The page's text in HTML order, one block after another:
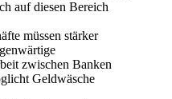
auf diesen Bereich
müssen stärker
zwischen Banken
Geldwäsche